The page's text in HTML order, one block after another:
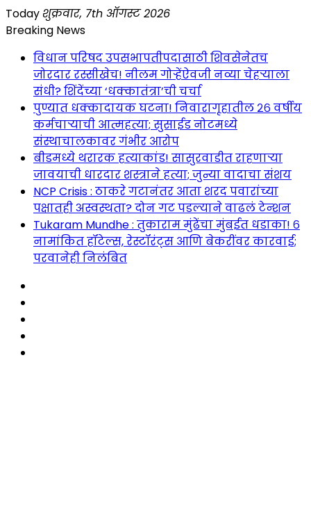
Skip
to
Today शुक्रवार, 7th ऑगस्ट 2026
Breaking News
विधान परिषद उपसभापतीपदासाठी शिवसेनेतच
जोरदार रस्सीखेच! नीलम गोऱ्हेंऐवजी नव्या चेहऱ्याला
संधी? शिंदेंच्या ‘धक्कातंत्रा’ची चर्चा
पुण्यात धक्कादायक घटना! निवारागृहातील २६ वर्षीय
कर्मचाऱ्याची आत्महत्या; सुसाईड नोटमध्ये
संस्थाचालकावर गंभीर आरोप
बीडमध्ये थरारक हत्याकांड! सासुरवाडीत राहणाऱ्या
जावयाची धारदार शस्त्राने हत्या; जुन्या वादाचा संशय
NCP Crisis : ठाकरे गटानंतर आता शरद पवारांच्या
पक्षातही अस्वस्थता? दोन गट पडल्याने वाढलं टेन्शन
Tukaram Mundhe : तुकाराम मुंढेंचा मुंबईत धडाका! ६
नामांकित हॉटेल्स, रेस्टॉरंट्स आणि बेकरींवर कारवाई;
परवानेही निलंबित